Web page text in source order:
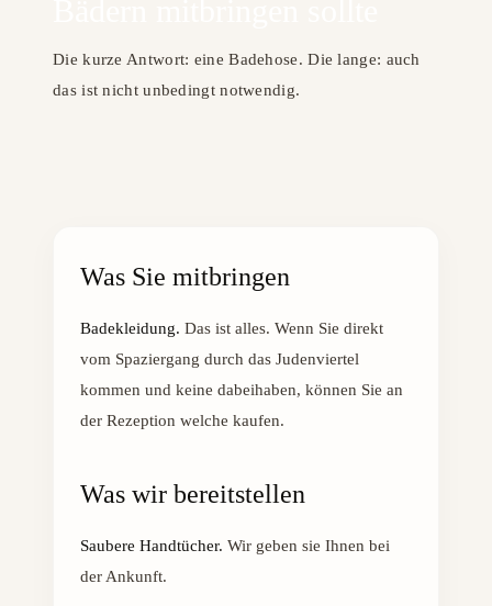
Die kurze Antwort: eine Badehose. Die lange: auch
das ist nicht unbedingt notwendig.
Was Sie mitbringen
Badekleidung. Das ist alles. Wenn Sie direkt
vom Spaziergang durch das Judenviertel
kommen und keine dabeihaben, können Sie an
der Rezeption welche kaufen.
Was wir bereitstellen
Saubere Handtücher. Wir geben sie Ihnen bei
der Ankunft.